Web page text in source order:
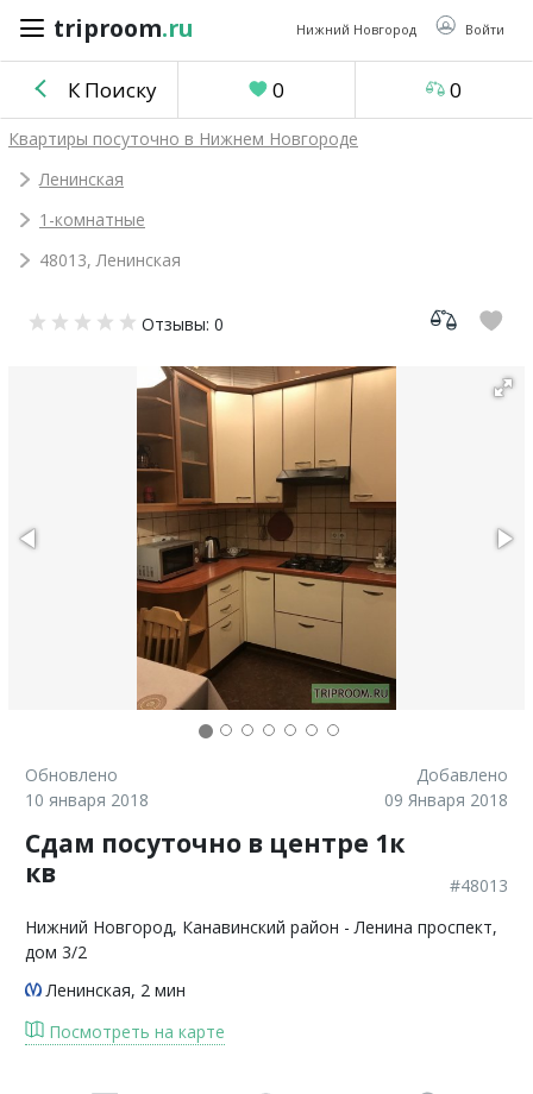
triproom.ru Нижний Новгород Войти
triproom .ru
Российский
Войти / Зарегистрироваться
объявление
К Поиску 0 0
Квартиры посуточно в Нижнем Новгороде
Ленинская
1-комнатные
48013, Ленинская
Отзывы: 0
Обновлено
10 января 2018
Добавлено
09 Января 2018
Сдам посуточно в центре 1к
кв
#48013
Нижний Новгород, Канавинский район - Ленина проспект,
дом 3/2
Ленинская, 2 мин
Посмотреть на карте